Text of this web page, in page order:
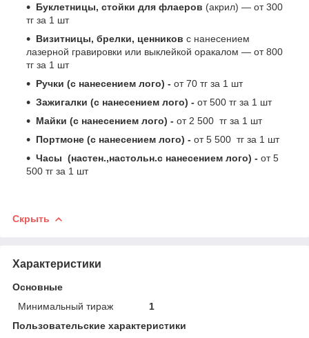
Буклетницы, стойки для флаеров (акрил) ― от 300
тг за 1 шт
Визитницы, брелки, ценников с нанесением
лазерной гравировки или выклейкой оракалом ― от 800
тг за 1 шт
Ручки (с нанесением лого) - от 70 тг за 1 шт
Зажигалки (с нанесением лого) - от 500 тг за 1 шт
Майки (с нанесением лого) - от 2 500 тг за 1 шт
Портмоне (с нанесением лого) - от 5 500 тг за 1 шт
Часы (настен.,настольн.с нанесением лого) - от 5
500 тг за 1 шт
Скрыть
Характеристики
Основные
Минимальный тираж
1
Пользовательские характеристики